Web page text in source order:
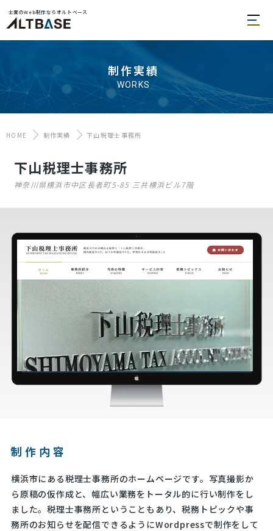
士業のWeb制作ならオルトベース
制作実績
WORKS
HOME 制作実績 下山税理士事務所
下山税理士事務所
神奈川県横浜市中区長者町5-85 三共横浜ビル7階
制作内容
横浜市にある税理士事務所のホームページです。写真撮影か
ら原稿の仮作成と、幅広い業務をトータル的に行い制作をし
ました。税理士事務所ということもあり、税務トピックや事
務所のお知らせを配信できるようにWordpressで制作をして